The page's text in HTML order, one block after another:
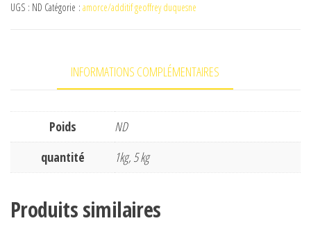
geoffrey
UGS : ND Catégorie : amorce/additif geoffrey duquesne
INFORMATIONS COMPLÉMENTAIRES
Poids
ND
quantité
1kg, 5 kg
Produits similaires